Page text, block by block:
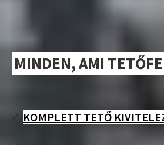
MINDEN, AMI
✓ KOMPLETT TETŐ